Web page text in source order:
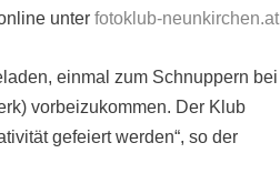
unterfotoklub-neunkirchen.at
einmal zum Schnuppern bei
vorbeizukommen. Der Klub
gefeiert werden“, so der